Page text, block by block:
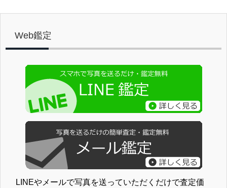
Web鑑定
LINEやメールで写真を送っていただくだけで査定価